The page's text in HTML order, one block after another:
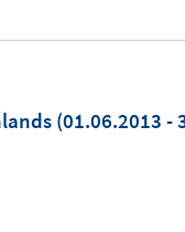
(01.06.2013 -